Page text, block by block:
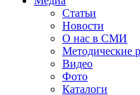
Статьи
Новости
О нас в СМИ
Методические
Видео
Фото
Каталоги